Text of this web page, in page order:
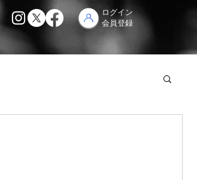
ログイン
会員登録